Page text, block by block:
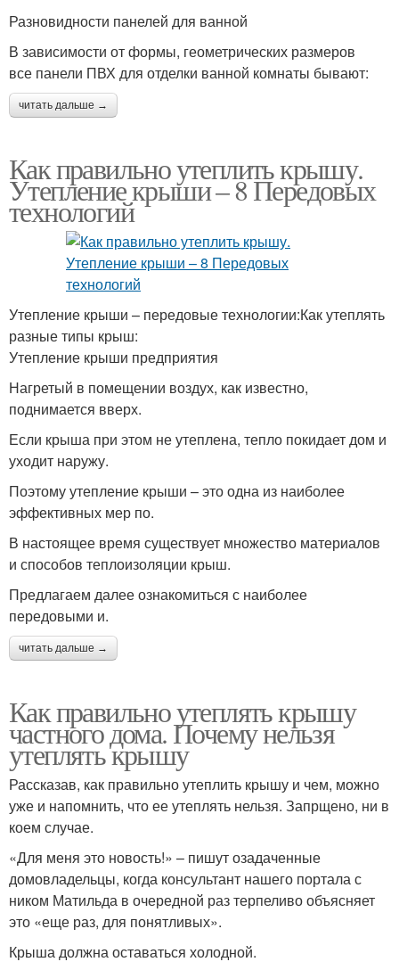
Разновидности панелей для ванной
В зависимости от формы, геометрических размеров
все панели ПВХ для отделки ванной комнаты бывают:
читать дальше →
Как правильно утеплить крышу.
Утепление крыши – 8 Передовых
технологий
Утепление крыши – передовые технологии:Как утеплять
разные типы крыш:
Утепление крыши предприятия
Нагретый в помещении воздух, как известно,
поднимается вверх.
Если крыша при этом не утеплена, тепло покидает дом и
уходит наружу.
Поэтому утепление крыши – это одна из наиболее
эффективных мер по.
В настоящее время существует множество материалов
и способов теплоизоляции крыш.
Предлагаем далее ознакомиться с наиболее
передовыми и.
читать дальше →
Как правильно утеплять крышу
частного дома. Почему нельзя
утеплять крышу
Рассказав, как правильно утеплить крышу и чем, можно
уже и напомнить, что ее утеплять нельзя. Запрщено, ни в
коем случае.
«Для меня это новость!» – пишут озадаченные
домовладельцы, когда консультант нашего портала с
ником Матильда в очередной раз терпеливо объясняет
это «еще раз, для понятливых».
Крыша должна оставаться холодной.